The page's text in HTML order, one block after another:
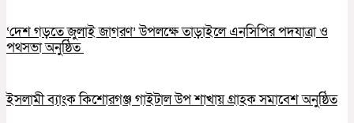
‘দেশ গড়তে জুলাই জাগরণ’ উপলক্ষে তাড়াইলে এনসিপির পদযাত্রা ও
পথসভা অনুষ্ঠিত
ইসলামী ব্যাংক কিশোরগঞ্জ গাইটাল উপ শাখায় গ্রাহক সমাবেশ অনুষ্ঠিত